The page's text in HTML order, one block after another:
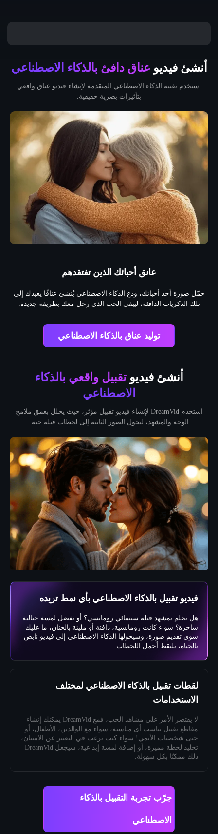
أنشئ فيديو عناق دافئ بالذكاء الاصطناعي
استخدم تقنية الذكاء الاصطناعي المتقدمة لإنشاء فيديو عناق واقعي
بتأثيرات بصرية حقيقية.
عانق أحبائك الذين تفتقدهم
حمّل صورة أحد أحبائك، ودع الذكاء الاصطناعي يُنشئ عناقًا يعيدك إلى
تلك الذكريات الدافئة، ليبقى الحب الذي رحل معك بطريقة جديدة.
توليد عناق بالذكاء الاصطناعي
أنشئ فيديوتقبيل واقعي بالذكاء
الاصطناعي
استخدم DreamVid لإنشاء فيديو تقبيل مؤثر، حيث يحلل بعمق ملامح
الوجه والمشهد، ليحول الصور الثابتة إلى لحظات قبلة حية.
فيديو تقبيل بالذكاء الاصطناعي بأي نمط تريده
هل تحلم بمشهد قبلة سينمائي رومانسي؟ أو تفضل لمسة خيالية
ساحرة؟ سواء كانت رومانسية، دافئة أو مليئة بالحنان، ما عليك
سوى تقديم صورة، وسيحولها الذكاء الاصطناعي إلى فيديو نابض
بالحياة، يلتقط أجمل اللحظات.
لقطات تقبيل بالذكاء الاصطناعي لمختلف
الاستخدامات
لا يقتصر الأمر على مشاهد الحب، فمع DreamVid يمكنك إنشاء
مقاطع تقبيل تناسب أي مناسبة، سواء مع الوالدين، الأطفال، أو
حتى شخصيات الأنمي! سواء كنت ترغب في التعبير عن الامتنان،
تخليد لحظة مميزة، أو إضافة لمسة إبداعية، سيجعل DreamVid
ذلك ممكنًا بكل سهولة.
جرّب تجربة التقبيل بالذكاء
الاصطناعي